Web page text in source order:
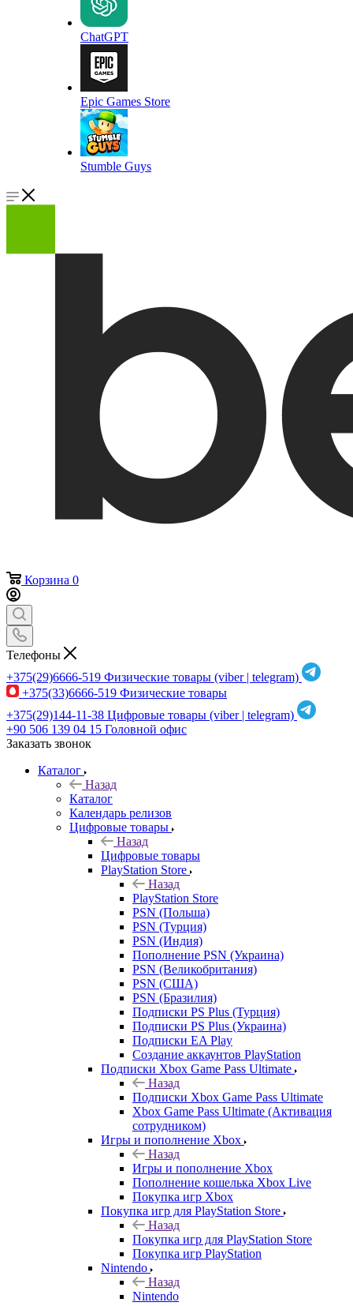
ChatGPT
Epic Games Store
Stumble Guys
Корзина 0
Телефоны
+375(29)6666-519 Физические товары (viber | telegram)
+375(33)6666-519 Физические товары
+375(29)144-11-38 Цифровые товары (viber | telegram)
+90 506 139 04 15 Головной офис
Заказать звонок
Каталог
Назад
Каталог
Календарь релизов
Цифровые товары
Назад
Цифровые товары
PlayStation Store
Назад
PlayStation Store
PSN (Польша)
PSN (Турция)
PSN (Индия)
Пополнение PSN (Украина)
PSN (Великобритания)
PSN (США)
PSN (Бразилия)
Подписки PS Plus (Турция)
Подписки PS Plus (Украина)
Подписки EA Play
Создание аккаунтов PlayStation
Подписки Xbox Game Pass Ultimate
Назад
Подписки Xbox Game Pass Ultimate
Xbox Game Pass Ultimate (Активация
сотрудником)
Игры и пополнение Xbox
Назад
Игры и пополнение Xbox
Пополнение кошелька Xbox Live
Покупка игр Xbox
Покупка игр для PlayStation Store
Назад
Покупка игр для PlayStation Store
Покупка игр PlayStation
Nintendo
Назад
Nintendo